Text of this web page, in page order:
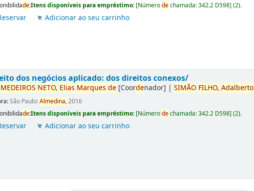
de:Itens disponíveis para empréstimo: [Númerodechamada:342.2 D598](2).
Adicionar ao seu carrinho
dos negócios aplicado: dos direitos conexos/
MEDEIROS NETO, Elias Marques de [Coordenador] |SIMÃO FILHO, Adalberto
São Paulo:Almedina,2016
de:Itens disponíveis para empréstimo: [Númerodechamada:342.2 D598](2).
Adicionar ao seu carrinho